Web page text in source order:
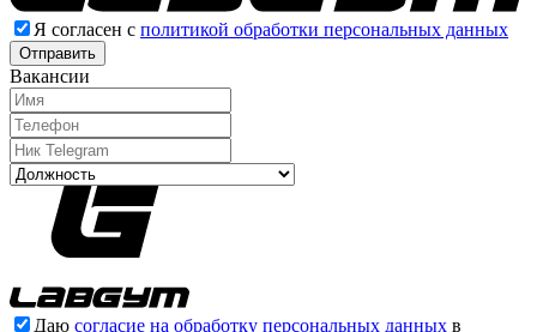
Я согласен с политикой обработки персональных данных
Отправить
Вакансии
Даю согласие на обработку персональных данных в